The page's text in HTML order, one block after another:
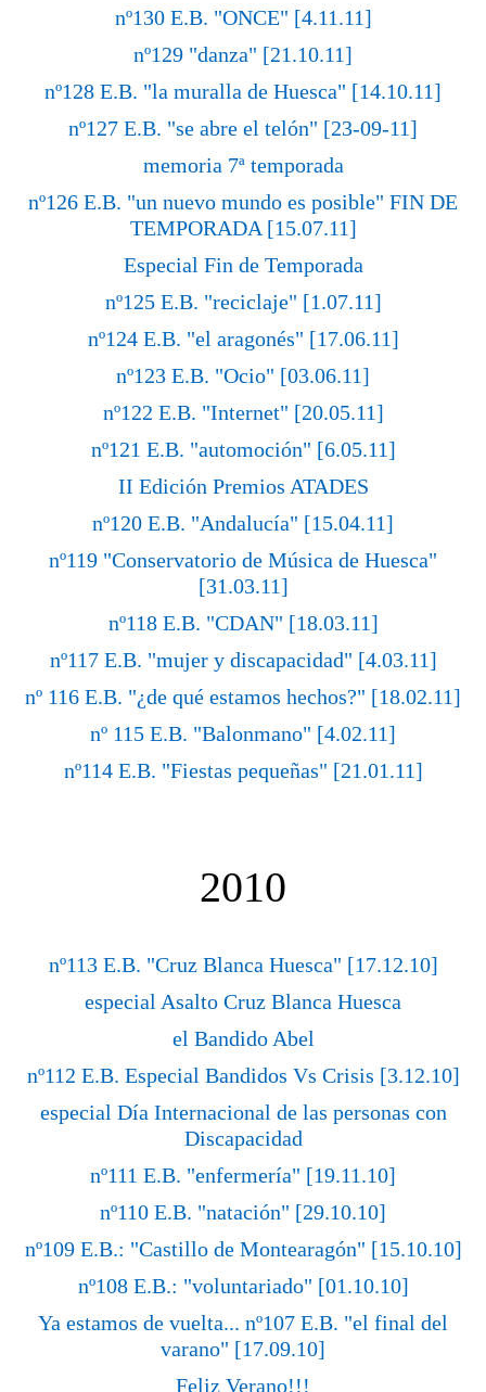
nº130 E.B. "ONCE" [4.11.11]
nº129 "danza" [21.10.11]
nº128 E.B. "la muralla de Huesca" [14.10.11]
nº127 E.B. "se abre el telón" [23-09-11]
memoria 7ª temporada
nº126 E.B. "un nuevo mundo es posible" FIN DE
TEMPORADA [15.07.11]
Especial Fin de Temporada
nº125 E.B. "reciclaje" [1.07.11]
nº124 E.B. "el aragonés" [17.06.11]
nº123 E.B. "Ocio" [03.06.11]
nº122 E.B. "Internet" [20.05.11]
nº121 E.B. "automoción" [6.05.11]
II Edición Premios ATADES
nº120 E.B. "Andalucía" [15.04.11]
nº119 "Conservatorio de Música de Huesca"
[31.03.11]
nº118 E.B. "CDAN" [18.03.11]
nº117 E.B. "mujer y discapacidad" [4.03.11]
nº 116 E.B. "¿de qué estamos hechos?" [18.02.11]
nº 115 E.B. "Balonmano" [4.02.11]
nº114 E.B. "Fiestas pequeñas" [21.01.11]
2010
nº113 E.B. "Cruz Blanca Huesca" [17.12.10]
especial Asalto Cruz Blanca Huesca
el Bandido Abel
nº112 E.B. Especial Bandidos Vs Crisis [3.12.10]
especial Día Internacional de las personas con
Discapacidad
nº111 E.B. "enfermería" [19.11.10]
nº110 E.B. "natación" [29.10.10]
nº109 E.B.: "Castillo de Montearagón" [15.10.10]
nº108 E.B.: "voluntariado" [01.10.10]
Ya estamos de vuelta... nº107 E.B. "el final del
varano" [17.09.10]
Feliz Verano!!!